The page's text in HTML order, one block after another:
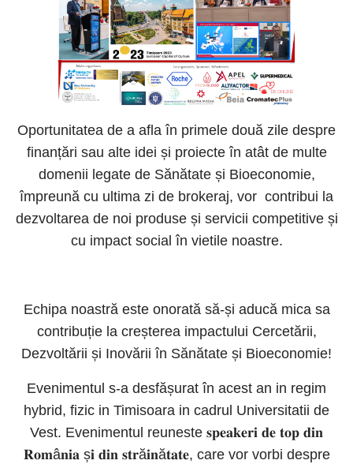
Oportunitatea de a afla în primele două zile despre
finanțări sau alte idei și proiecte în atât de multe
domenii legate de Sănătate și Bioeconomie,
împreună cu ultima zi de brokeraj, vor contribui la
dezvoltarea de noi produse și servicii competitive și
cu impact social în vietile noastre.
Echipa noastră este onorată să-și aducă mica sa
contribuție la creșterea impactului Cercetării,
Dezvoltării și Inovării în Sănătate și Bioeconomie!
Evenimentul s-a desfășurat în acest an in regim
hybrid, fizic in Timisoara in cadrul Universitatii de
Vest. Evenimentul reuneste 𝐬𝐩𝐞𝐚𝐤𝐞𝐫𝐢 𝐝𝐞 𝐭𝐨𝐩 𝐝𝐢𝐧
𝐑𝐨𝐦â𝐧𝐢𝐚 ș𝐢 𝐝𝐢𝐧 𝐬𝐭𝐫ă𝐢𝐧ă𝐭𝐚𝐭𝐞, care vor vorbi despre